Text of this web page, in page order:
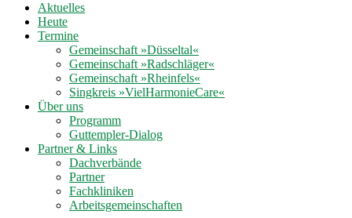
Aktuelles
Heute
Termine
Gemeinschaft »Düsseltal«
Gemeinschaft »Radschläger«
Gemeinschaft »Rheinfels«
Singkreis »VielHarmonieCare«
Über uns
Programm
Guttempler-Dialog
Partner & Links
Dachverbände
Partner
Fachkliniken
Arbeitsgemeinschaften